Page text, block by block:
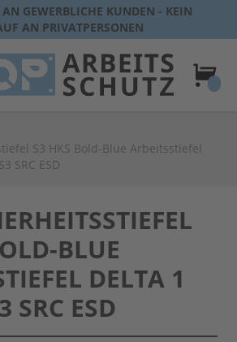
GEWERBLICHE KUNDEN - KEIN
AN PRIVATPERSONEN
S3 HKS Bold-Blue Arbeitsstiefel
SRC ESD
BLUE
DELTA 1
SRC ESD